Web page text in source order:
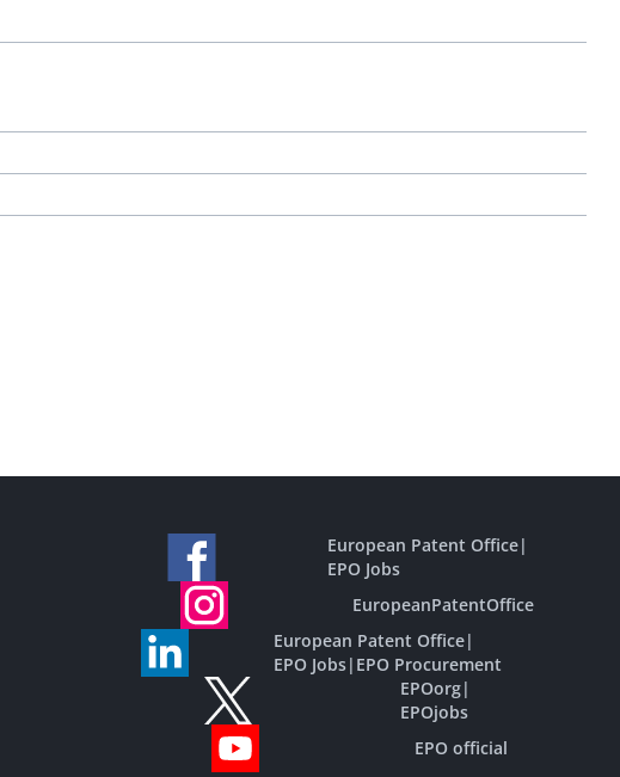
European Patent Office|
EPO Jobs
EuropeanPatentOffice
European Patent Office|
EPO Jobs| EPO Procurement
EPOorg|
EPOjobs
EPO official